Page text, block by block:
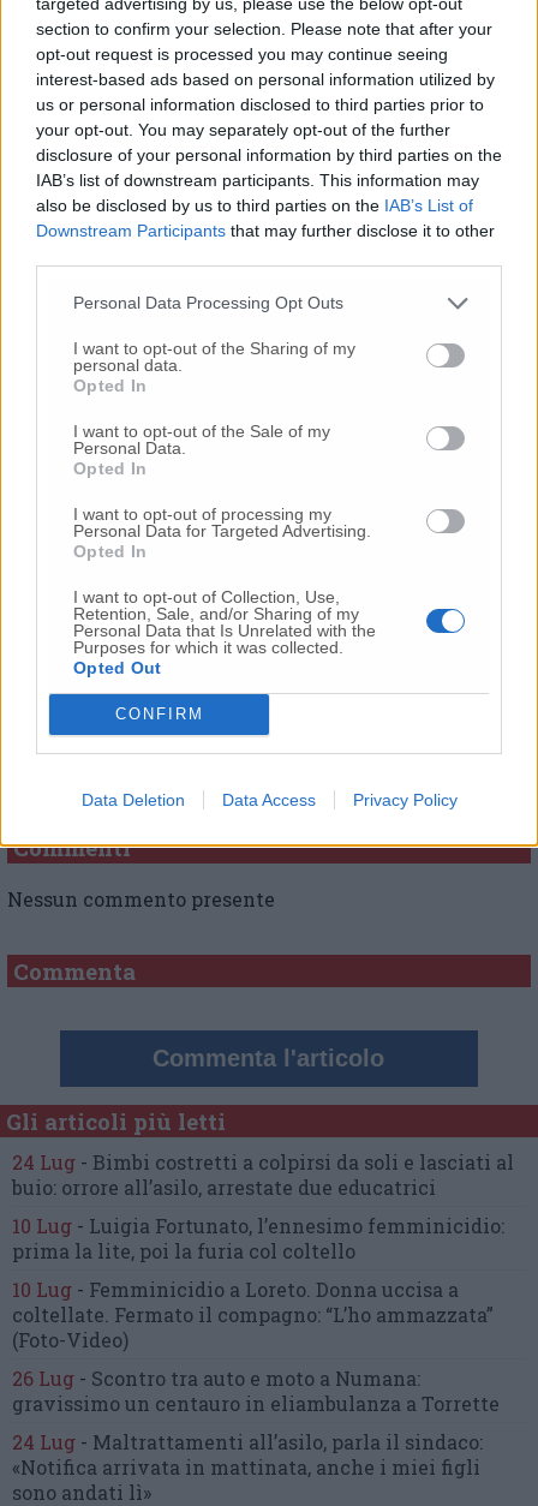
section to confirm your selection. Please note that after your
opt-out request is processed you may continue seeing
interest-based ads based on personal information utilized by
us or personal information disclosed to third parties prior to
your opt-out. You may separately opt-out of the further
disclosure of your personal information by third parties on the
IAB’s list of downstream participants. This information may
also be disclosed by us to third parties on the IAB’s List of
Downstream Participants that may further disclose it to other
Personal Data Processing Opt Outs
I want to opt-out of the Sharing of my
personal data.
Opted In
I want to opt-out of the Sale of my
Personal Data.
Opted In
I want to opt-out of processing my
Personal Data for Targeted Advertising.
Opted In
I want to opt-out of Collection, Use,
Retention, Sale, and/or Sharing of my
Personal Data that Is Unrelated with the
Purposes for which it was collected.
Opted Out
CONFIRM
Data Deletion Data Access Privacy Policy
sarebbe utile per dilatare i tempi e non
esporre a rischi le partorienti dell’area
montana, non servita, al momento, da una
rete viaria adeguata anche per il lungo stop ai
cantieri della Quadrilatero. Il sindaco
Santarelli, sui social media ha mosso critiche
alla costituzione in giudizio di Regione e
Asur. “Ognuno è libero di fare le scelte che più
sono ritenute opportune, ma questo cozza con
quanto dichiarato in tutte queste settimane. –
ha scritto nel suo post il primo cittadino di
un atto dovuto, Asur e Regione avrebbero
potuto, e dovuto a mio avviso, soprassedere se
che la loro è stata una scelta obbligata dalla
quale non potevano sottrarsi”.
© RIPRODUZIONE RISERVATA
Vai alla home
Commenti
Nessun commento presente
Commenta
Commenta l'articolo
Gli articoli più letti
24 Lug - Bimbi costretti a colpirsi da soli e lasciati al
buio: orrore all’asilo, arrestate due educatrici
10 Lug - Luigia Fortunato, l’ennesimo femminicidio:
prima la lite, poi la furia col coltello
10 Lug - Femminicidio a Loreto. Donna uccisa a
coltellate. Fermato il compagno: “L’ho ammazzata”
(Foto-Video)
26 Lug - Scontro tra auto e moto a Numana:
gravissimo un centauro in eliambulanza a Torrette
24 Lug - Maltrattamenti all’asilo, parla il sindaco:
«Notifica arrivata in mattinata, anche i miei figli
sono andati lì»